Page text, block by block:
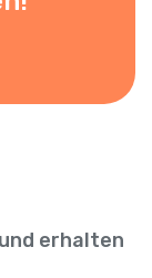
erhalten